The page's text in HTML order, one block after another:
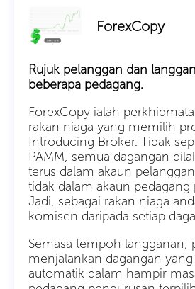
ForexCopy
Rujuk pelanggan dan
beberapa pedagang.
ForexCopy ialah
rakan niaga yang memilih
Introducing Broker. Tidak
PAMM, semua dagangan
terus dalam akaun
tidak dalam akaun pedagang
Jadi, sebagai rakan niaga
komisen daripada setiap
Semasa tempoh langganan,
menjalankan dagangan
automatik dalam hampir